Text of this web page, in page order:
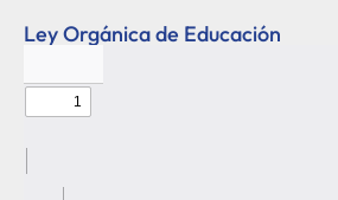
Ley Orgánica de Educación